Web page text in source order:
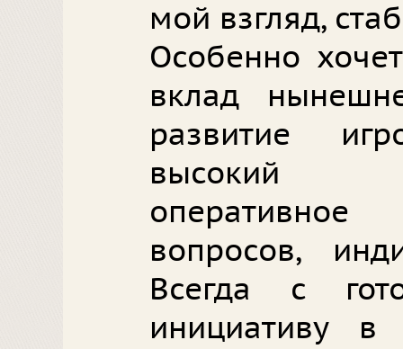
мой взгляд,
Особенно
вклад
развитие
высокий
вопросов,
Всегда с
инициативу в